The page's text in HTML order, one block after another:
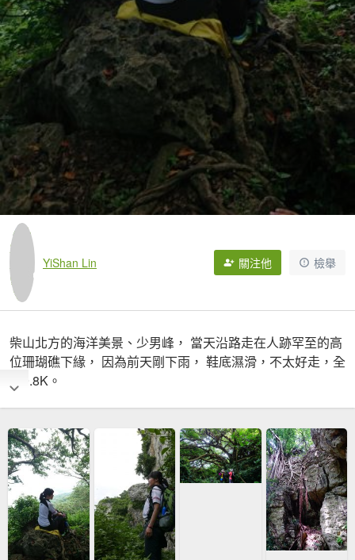
YiShan Lin 關注他 檢舉
柴山北方的海洋美景、少男峰， 當天沿路走在人跡罕至的高
位珊瑚礁下緣， 因為前天剛下雨， 鞋底濕滑，不太好走，全
程9.8K。